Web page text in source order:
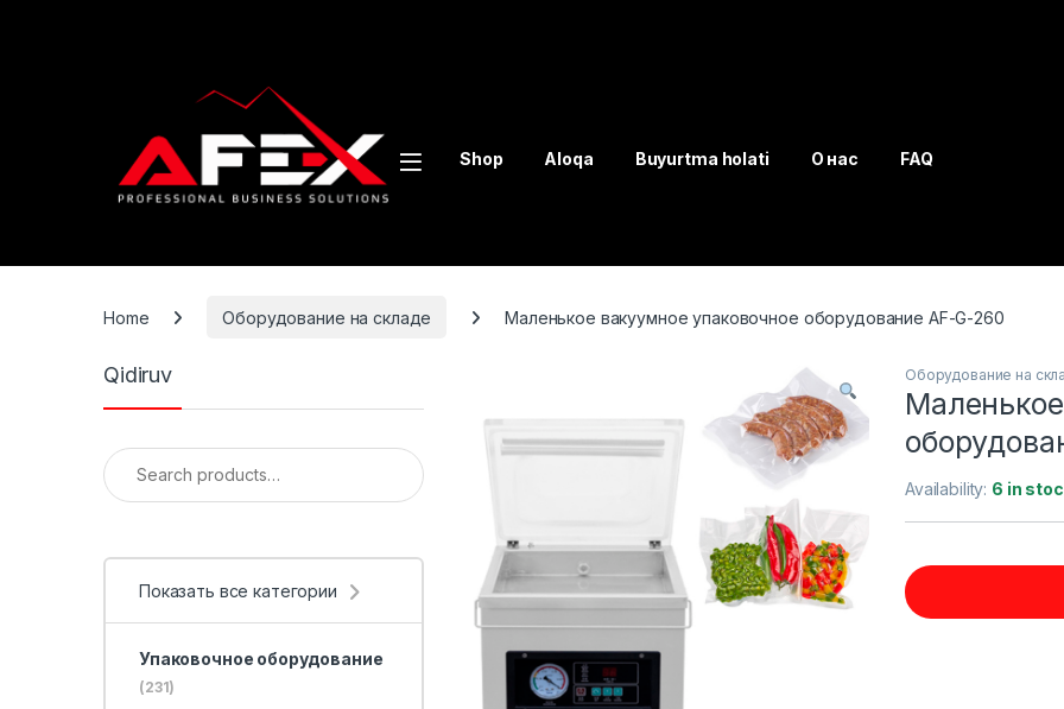
Shop Aloqa Buyurtma holati О нас FAQ
Home Оборудование на складе Маленькое вакуумное упаковочное оборудование AF-G-260
Оборудование на
Availability: 6 in
Qidiruv
Search for:
Показать все категории
Упаковочное оборудование
(231)